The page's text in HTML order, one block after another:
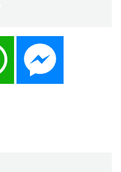
WhatsApp